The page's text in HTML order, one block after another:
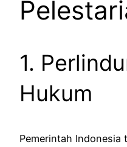
1.
Hukum
Pemerintah Indonesia